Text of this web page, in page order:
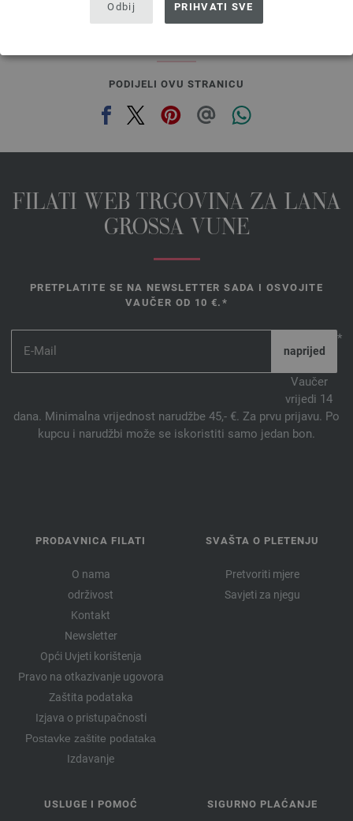
Odbij PRIHVATI SVE
PODIJELI OVU STRANICU
FILATI WEB TRGOVINA ZA LANA
GROSSA VUNE
PRETPLATITE SE NA NEWSLETTER SADA I OSVOJITE
VAUČER OD 10 €.*
*
Vaučer
vrijedi 14
dana. Minimalna vrijednost narudžbe 45,- €. Za prvu prijavu. Po
kupcu i narudžbi može se iskoristiti samo jedan bon.
PRODAVNICA FILATI
O nama
održivost
Kontakt
Newsletter
Opći Uvjeti korištenja
Pravo na otkazivanje ugovora
Zaštita podataka
Izjava o pristupačnosti
Postavke zaštite podataka
Izdavanje
SVAŠTA O PLETENJU
Pretvoriti mjere
Savjeti za njegu
USLUGE I POMOĆ SIGURNO PLAĆANJE